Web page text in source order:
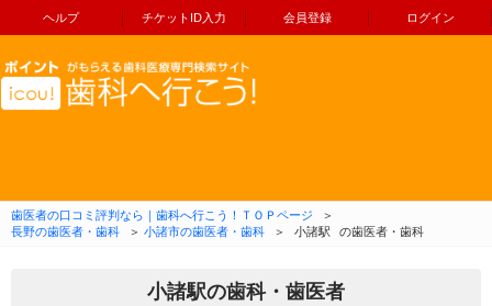
ヘルプ チケットID入力 会員登録 ログイン
コンテンツへ移動
歯医者の口コミ評判なら｜歯科へ行こう！ＴＯＰページ
＞
長野の歯医者・歯科
＞ 小諸市の歯医者・歯科 ＞ 小諸駅 の歯医者・歯科
小諸駅の歯科・歯医者